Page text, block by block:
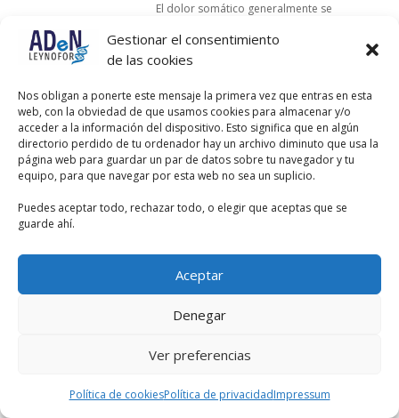
Gestionar el consentimiento
de las cookies
Nos obligan a ponerte este mensaje la primera vez que entras en esta
web, con la obviedad de que usamos cookies para almacenar y/o
acceder a la información del dispositivo. Esto significa que en algún
directorio perdido de tu ordenador hay un archivo diminuto que usa la
página web para guardar un par de datos sobre tu navegador y tu
equipo, para que navegar por esta web no sea un suplicio.
Puedes aceptar todo, rechazar todo, o elegir que aceptas que se
guarde ahí.
Aceptar
Denegar
Ver preferencias
Política de cookiesPolítica de privacidadImpressum
El dolor somático generalmente se
músculos o piel y es bien localizado,
descrito como sordo, doloroso o
neuropático, tiende a ser difuso y mal
localizado, y puede acompañarse de
síntomas vegetativos.